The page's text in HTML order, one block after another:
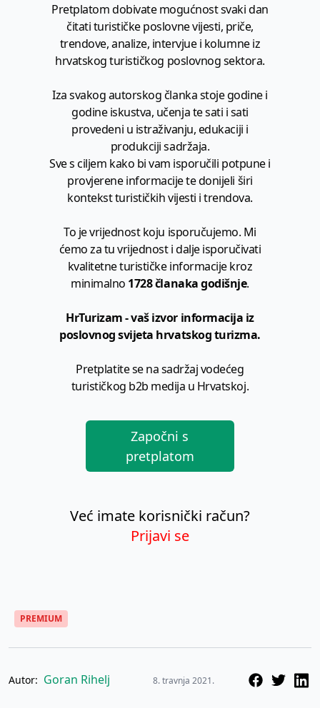
Pretplatom dobivate mogućnost svaki dan
čitati turističke poslovne vijesti, priče,
trendove, analize, intervjue i kolumne iz
hrvatskog turističkog poslovnog sektora.
Iza svakog autorskog članka stoje godine i
godine iskustva, učenja te sati i sati
provedeni u istraživanju, edukaciji i
produkciji sadržaja.
Sve s ciljem kako bi vam isporučili potpune i
provjerene informacije te donijeli širi
kontekst turističkih vijesti i trendova.
To je vrijednost koju isporučujemo. Mi
ćemo za tu vrijednost i dalje isporučivati
kvalitetne turističke informacije kroz
minimalno 1728 članaka godišnje.
HrTurizam - vaš izvor informacija iz
poslovnog svijeta hrvatskog turizma.
Pretplatite se na sadržaj vodećeg
turističkog b2b medija u Hrvatskoj.
Započni s
pretplatom
Već imate korisnički račun?
Prijavi se
PREMIUM
Autor: Goran Rihelj 8. travnja 2021.